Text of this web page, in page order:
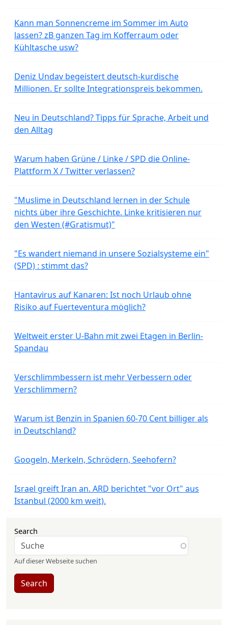
Kann man Sonnencreme im Sommer im Auto
lassen? zB ganzen Tag im Kofferraum oder
Kühltasche usw?
Deniz Undav begeistert deutsch-kurdische
Millionen. Er sollte Integrationspreis bekommen.
Neu in Deutschland? Tipps für Sprache, Arbeit und
den Alltag
Warum haben Grüne / Linke / SPD die Online-
Plattform X / Twitter verlassen?
"Muslime in Deutschland lernen in der Schule
nichts über ihre Geschichte. Linke kritisieren nur
den Westen (#Gratismut)"
"Es wandert niemand in unsere Sozialsysteme ein"
(SPD) : stimmt das?
Hantavirus auf Kanaren: Ist noch Urlaub ohne
Risiko auf Fuerteventura möglich?
Weltweit erster U-Bahn mit zwei Etagen in Berlin-
Spandau
Verschlimmbessern ist mehr Verbessern oder
Verschlimmern?
Warum ist Benzin in Spanien 60-70 Cent billiger als
in Deutschland?
Googeln, Merkeln, Schrödern, Seehofern?
Israel greift Iran an. ARD berichtet "vor Ort" aus
Istanbul (2000 km weit).
Search
Auf dieser Webseite suchen
Search